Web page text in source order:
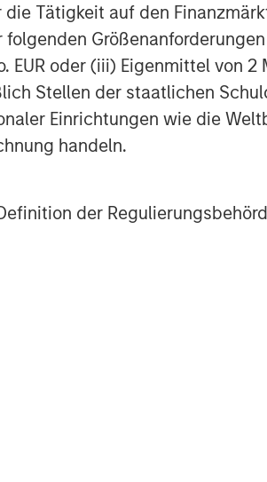
Tätigkeit auf den
oder (iii) Eigenmittel von 2
Stellen der staatlichen
Einrichtungen wie die
handeln.
der